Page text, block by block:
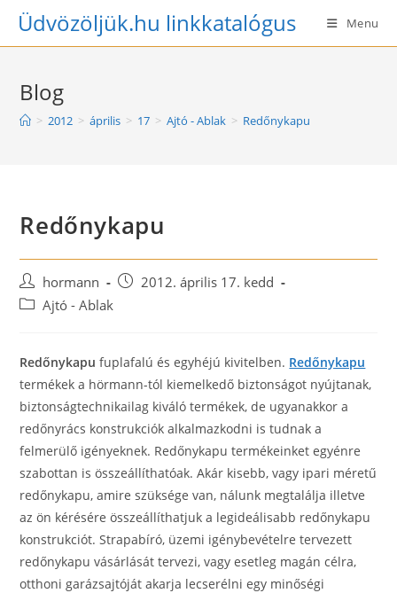
SkipÜdvözöljük.hu linkkatalógus Menu
Blog
> 2012 > április > 17 > Ajtó - Ablak > Redőnykapu
Redőnykapu
Post
author:
hormann
Post2012. április 17. kedd
PostAjtó - Ablak
Redőnykapu fuplafalú és egyhéjú kivitelben. Redőnykapu
termékek a hörmann-tól kiemelkedő biztonságot nyújtanak,
biztonságtechnikailag kiváló termékek, de ugyanakkor a
redőnyrács konstrukciók alkalmazkodni is tudnak a
felmerülő igényeknek. Redőnykapu termékeinket egyénre
szabottan is összeállíthatóak. Akár kisebb, vagy ipari méretű
redőnykapu, amire szüksége van, nálunk megtalálja illetve
az ön kérésére összeállíthatjuk a legideálisabb redőnykapu
konstrukciót. Strapabíró, üzemi igénybevételre tervezett
redőnykapu vásárlását tervezi, vagy esetleg magán célra,
otthoni garázsajtóját akarja lecserélni egy minőségi